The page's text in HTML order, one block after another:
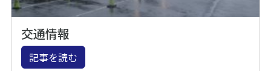
交通情報
記事を読む